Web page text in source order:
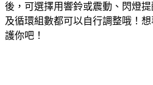
後，可選擇用響鈴或震動、閃燈
及循環組數都可以自行調整哦！
護你吧！